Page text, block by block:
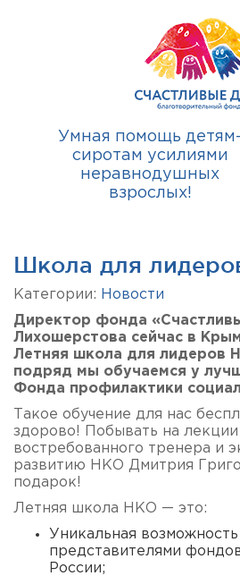
Умная помощь детям-
сиротам усилиями
неравнодушных
взрослых!
Школа для
Категории: Новости
Директор фонда
Лихошерстова сейчас в
Летняя школа для лидеров
подряд мы обучаемся у
Фонда профилактики
Такое обучение для нас
здорово! Побывать на лекции
востребованного тренера и
развитию НКО Дмитрия
подарок!
Летняя школа НКО — это:
Уникальная
представителями
России;